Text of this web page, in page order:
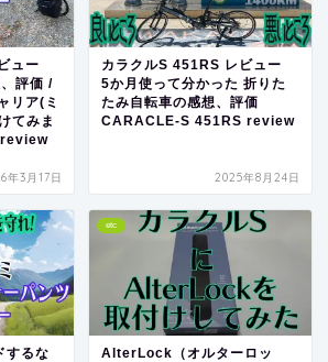
ュー
評価 /
リア(ミ
てみま
年3月17日
カラクルS 451RS レビュー
5か月使って分かった 折りた
たみ自転車の感想、評価
CARACLE-S 451RS review
2025年8月24日
するな
etc
AlterLock（オルターロッ